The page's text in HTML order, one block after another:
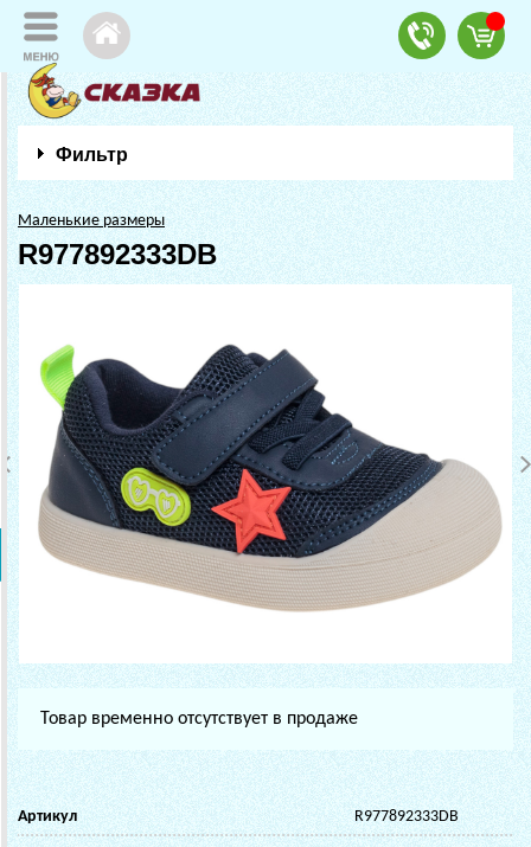
Фильтр
Маленькие размеры
R977892333DB
Товар временно отсутствует в продаже
Артикул R977892333DB